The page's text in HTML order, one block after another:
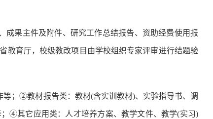
成果主件及附件、研究工作总结报告、资助经费使用报
教育厅，校级教改项目由学校组织专家评审进行结题验
；②教材报告类：教材(含实训教材)、实验指导书、调
④其它应用类：人才培养方案、教学文件、教学(实习)